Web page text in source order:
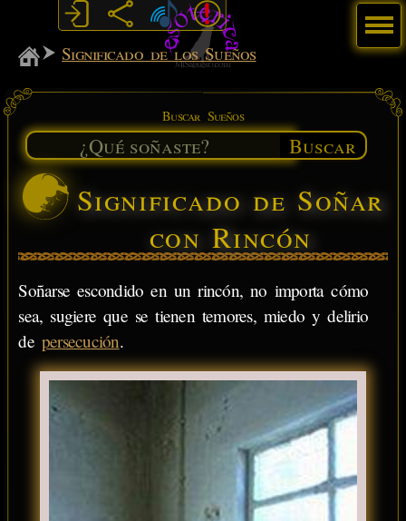
MiSabueso
Significado de los Sueños
Buscar Sueños
Buscar
Significado de Soñar
con Rincón
Soñarse escondido en un rincón, no importa cómo
sea, sugiere que se tienen temores, miedo y delirio
de persecución.
Menú